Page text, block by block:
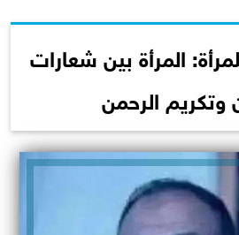
المرأة بين شعارات
وتكريم الرحمن